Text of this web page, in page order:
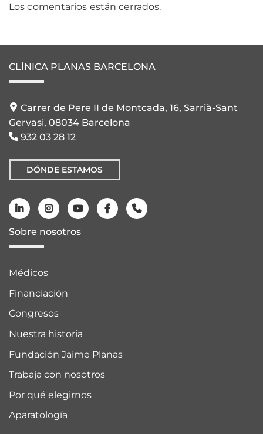
Los comentarios están cerrados.
CLÍNICA PLANAS BARCELONA
Carrer de Pere II de Montcada, 16, Sarrià-Sant
Gervasi, 08034 Barcelona
932 03 28 12
DÓNDE ESTAMOS
Sobre nosotros
Médicos
Financiación
Congresos
Nuestra historia
Fundación Jaime Planas
Trabaja con nosotros
Por qué elegirnos
Aparatología